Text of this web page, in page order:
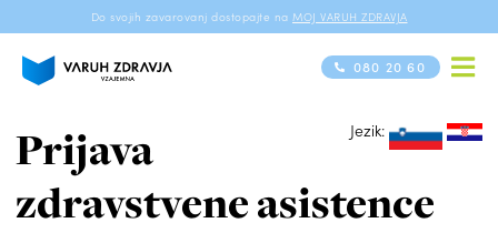
Do svojih zavarovanj dostopajte na MOJ VARUH ZDRAVJA
080 20 60
Jezik: si hr
Prijava
zdravstvene asistence